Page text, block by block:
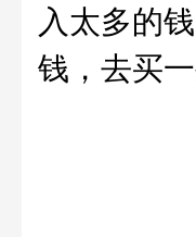
入太多的
钱，去买